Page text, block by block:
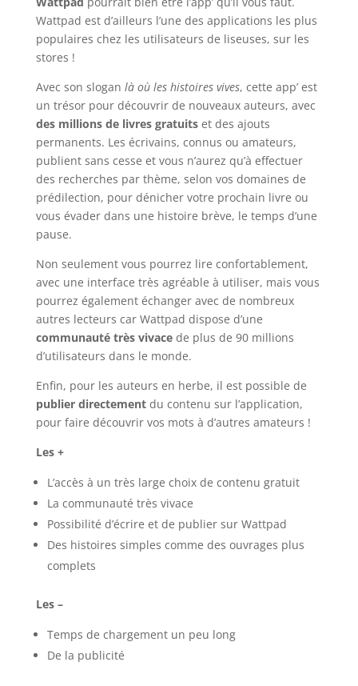
Wattpad est d’ailleurs l’une des applications les plus
populaires chez les utilisateurs de liseuses, sur les
stores !
Avec son slogan là où les histoires vives, cette app’ est
un trésor pour découvrir de nouveaux auteurs, avec
des millions de livres gratuitset des ajouts
permanents. Les écrivains, connus ou amateurs,
publient sans cesse et vous n’aurez qu’à effectuer
des recherches par thème, selon vos domaines de
prédilection, pour dénicher votre prochain livre ou
vous évader dans une histoire brève, le temps d’une
pause.
Non seulement vous pourrez lire confortablement,
avec une interface très agréable à utiliser, mais vous
pourrez également échanger avec de nombreux
autres lecteurs car Wattpad dispose d’une
communauté très vivacede plus de 90 millions
d’utilisateurs dans le monde.
Enfin, pour les auteurs en herbe, il est possible de
publier directementdu contenu sur l’application,
pour faire découvrir vos mots à d’autres amateurs !
Les +
L’accès à un très large choix de contenu gratuit
La communauté très vivace
Possibilité d’écrire et de publier sur Wattpad
Des histoires simples comme des ouvrages plus
complets
Les –
Temps de chargement un peu long
De la publicité